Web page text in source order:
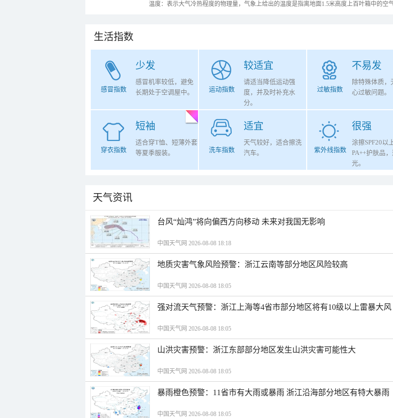
温度：表示大气冷热程度的物理量，气象上给出的温度是指离地面1.5米高度上百叶箱中的空气
生活指数
少发
感冒指数
感冒机率较低，避免
长期处于空调屋中。
较适宜
运动指数
请适当降低运动强
度，并及时补充水
分。
不易发
过敏指数
除特殊体质，
心过敏问题。
短袖
穿衣指数
适合穿T恤、短薄外套
等夏季服装。
适宜
洗车指数
天气较好，适合擦洗
汽车。
很强
紫外线指数
涂擦SPF20以
PA++护肤品
光。
天气资讯
台风“灿鸿”将向偏西方向移动 未来对我国无影响
中国天气网 2026-08-08 18:18
地质灾害气象风险预警：浙江云南等部分地区风险较高
中国天气网 2026-08-08 18:05
强对流天气预警：浙江上海等4省市部分地区将有10级以上雷暴大风
中国天气网 2026-08-08 18:05
山洪灾害预警：浙江东部部分地区发生山洪灾害可能性大
中国天气网 2026-08-08 18:05
暴雨橙色预警：11省市有大雨或暴雨 浙江沿海部分地区有特大暴雨
中国天气网 2026-08-08 18:05